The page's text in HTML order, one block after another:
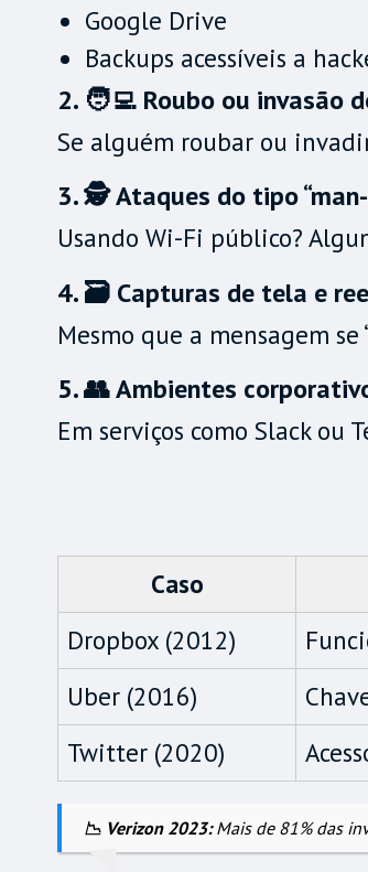
Google Drive
Backups acessíveis a
2. 🧑‍💻 Roubo ou invasão
Se alguém roubar ou
3. 🕵️ Ataques do tipo
Usando Wi-Fi público?
4. 🗃️ Capturas de tela e
Mesmo que a mensagem
5. 👥 Ambientes
Em serviços como Slack ou
Caso
Dropbox (2012)
Uber (2016)
Twitter (2020)
📉 Verizon 2023:Mais de 81% das